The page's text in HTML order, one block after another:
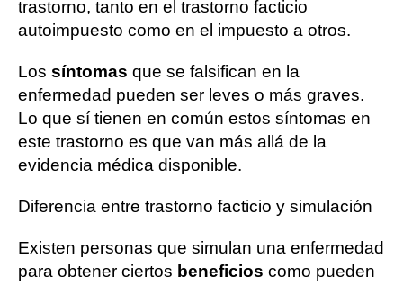
trastorno, tanto en el trastorno facticio
autoimpuesto como en el impuesto a otros.
Los síntomas que se falsifican en la
enfermedad pueden ser leves o más graves.
Lo que sí tienen en común estos síntomas en
este trastorno es que van más allá de la
evidencia médica disponible.
Diferencia entre trastorno facticio y simulación
Existen personas que simulan una enfermedad
para obtener ciertos beneficios como pueden